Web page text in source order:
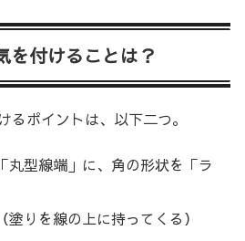
を付けることは？
るポイントは、以下二つ。
丸型線端」に、角の形状を「ラ
りを線の上に持ってくる）